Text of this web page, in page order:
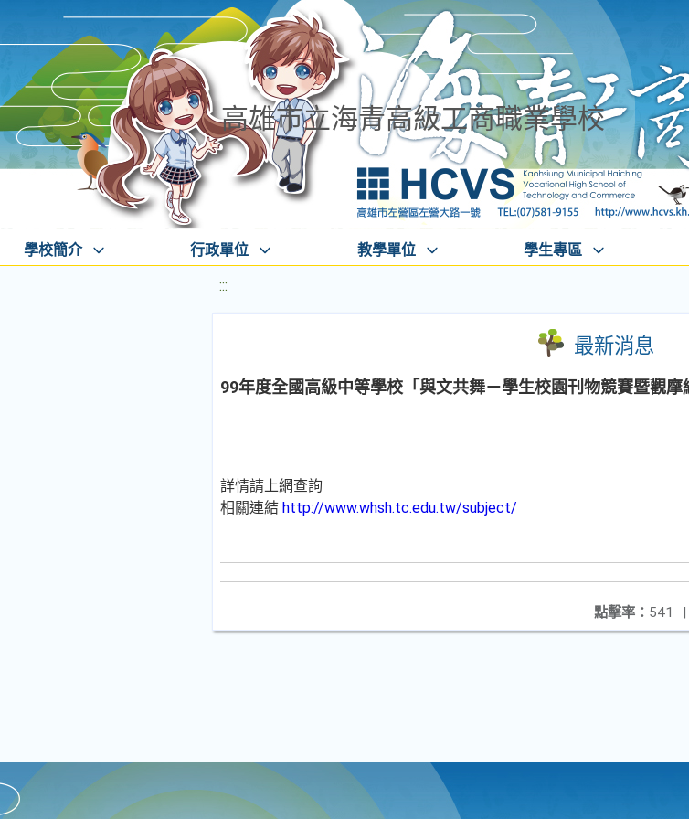
高雄市立海青高級工商職業學校
學校簡介 行政單位 教學單位 學生專區
:::
最新消息
99年度全國高級中等學校「與文共舞－學生校園刊物競賽暨觀
詳情請上網查詢
相關連結 http://www.whsh.tc.edu.tw/subject/
點擊率： 541 |